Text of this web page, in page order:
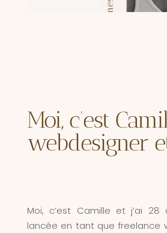
Moi, c’est
webdesigner
Moi, c’est Camille et j’ai
lancée en tant que freelance